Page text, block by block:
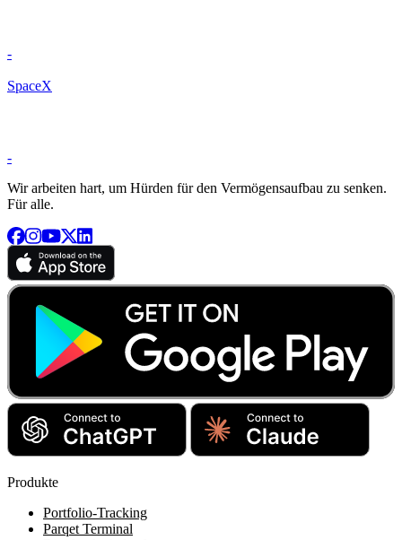
-
SpaceX
-
Wir arbeiten hart, um Hürden für den Vermögensaufbau zu senken.
Für alle.
Produkte
Portfolio-Tracking
Parqet Terminal